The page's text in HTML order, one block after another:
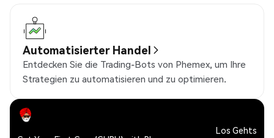
Automatisierter Handel
Entdecken Sie die Trading-Bots von Phemex, um Ihre
Strategien zu automatisieren und zu optimieren.
Los Gehts